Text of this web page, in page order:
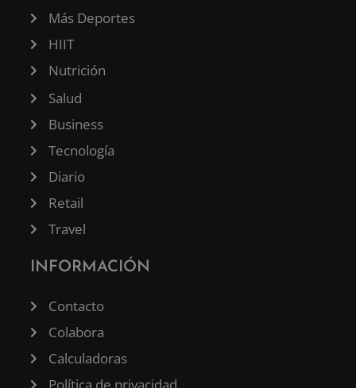
Más Deportes
HIIT
Nutrición
Salud
Business
Tecnología
Diario
Retail
Travel
INFORMACIÓN
Contacto
Colabora
Calculadoras